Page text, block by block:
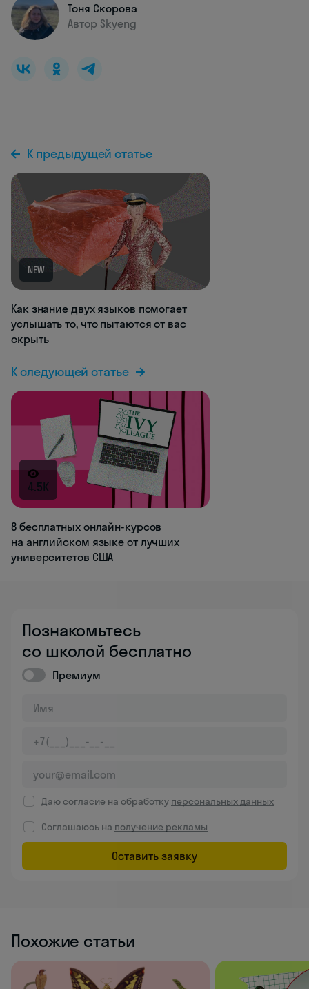
Тоня Скорова
Автор Skyeng
К предыдущей статье
NEW
Как знание двух языков помогает
услышать то, что пытаются от вас
скрыть
К следующей статье
4.5K
8 бесплатных онлайн-курсов
на английском языке от лучших
университетов США
Познакомьтесь
со школой бесплатно
Премиум
Даю согласие на обработку персональных данных
Соглашаюсь на получение рекламы
Оставить заявку
Похожие статьи